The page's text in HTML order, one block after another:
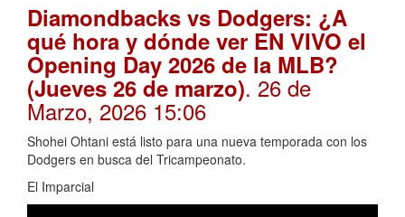
Diamondbacks vs Dodgers: ¿A
qué hora y dónde ver EN VIVO el
Opening Day 2026 de la MLB?
(Jueves 26 de marzo). 26 de
Marzo, 2026 15:06
Shohei Ohtani está listo para una nueva temporada con los
Dodgers en busca del Tricampeonato.
El Imparcial